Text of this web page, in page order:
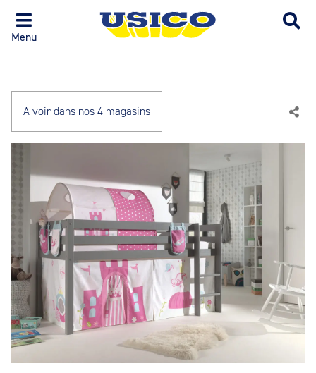
Menu
A voir dans nos 4 magasins